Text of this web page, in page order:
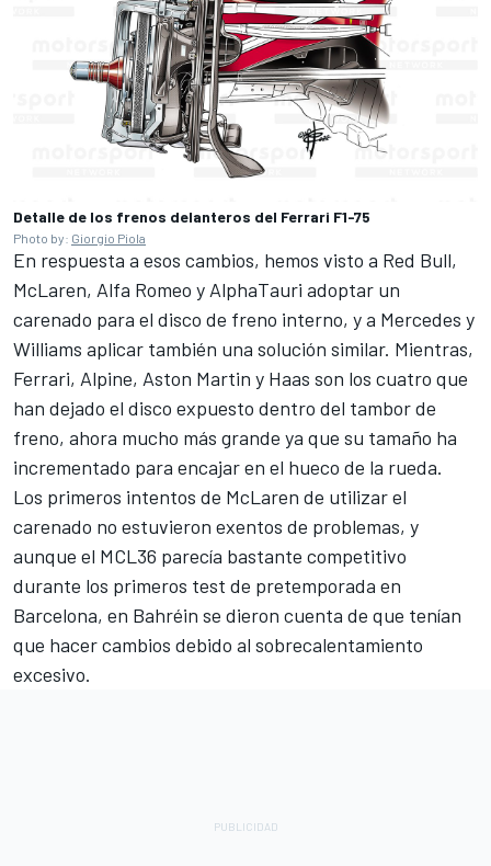
Detalle de los frenos delanteros del Ferrari F1-75
Photo by: Giorgio Piola
En respuesta a esos cambios, hemos visto a Red Bull,
McLaren, Alfa Romeo y AlphaTauri adoptar un
carenado para el disco de freno interno, y a Mercedes y
Williams aplicar también una solución similar. Mientras,
Ferrari, Alpine, Aston Martin y Haas son los cuatro que
han dejado el disco expuesto dentro del tambor de
freno, ahora mucho más grande ya que su tamaño ha
incrementado para encajar en el hueco de la rueda.
Los primeros intentos de McLaren de utilizar el
carenado no estuvieron exentos de problemas, y
aunque el MCL36 parecía bastante competitivo
durante los primeros test de pretemporada en
Barcelona, en Bahréin se dieron cuenta de que tenían
que hacer cambios debido al sobrecalentamiento
excesivo.